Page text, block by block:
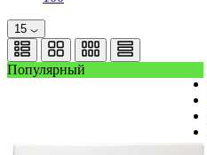
15
Популярный